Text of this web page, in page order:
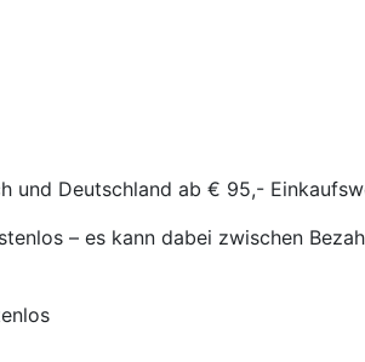
und Deutschland ab € 95,-
– es kann dabei zwischen